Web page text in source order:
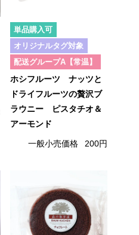
単品購入可
オリジナルタグ対象
配送グループA【常温】
ホシフルーツ ナッツと
ドライフルーツの贅沢ブ
ラウニー ピスタチオ＆
アーモンド
一般小売価格 200円